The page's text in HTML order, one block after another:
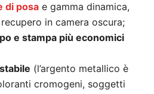
di posa e gamma dinamica,
in camera oscura;
e stampa più economici
(l’argento metallico è
cromogeni, soggetti